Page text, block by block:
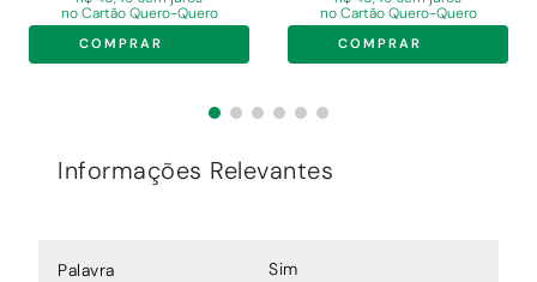
no Cartão Quero-Quero
COMPRAR
no Cartão Quero-Quero
COMPRAR
Informações Relevantes
Palavra Sim